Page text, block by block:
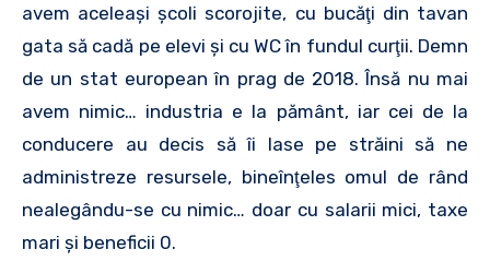
avem aceleaşi şcoli scorojite, cu bucăţi din tavan
gata să cadă pe elevi şi cu WC în fundul curţii. Demn
de un stat european în prag de 2018. Însă nu mai
avem nimic… industria e la pământ, iar cei de la
conducere au decis să îi lase pe străini să ne
administreze resursele, bineînţeles omul de rând
nealegându-se cu nimic… doar cu salarii mici, taxe
mari şi beneficii 0.